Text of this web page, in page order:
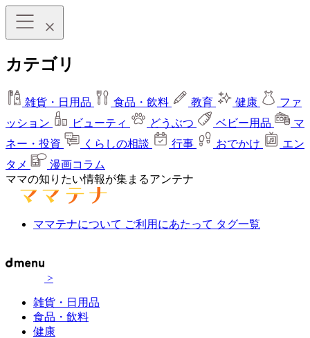
カテゴリ
雑貨・日用品 食品・飲料 教育 健康
ファ
ッション
ビューティ どうぶつ ベビー用品
マ
ネー・投資
くらしの相談 行事 おでかけ
エン
タメ
漫画コラム
ママの知りたい情報が集まるアンテナ
ママテナについて ご利用にあたって タグ一覧
>
雑貨・日用品
食品・飲料
健康